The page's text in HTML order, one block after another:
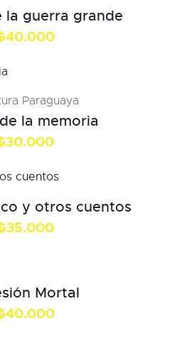
la guerra grande
40.000
Paraguaya
la memoria
30.000
y otros cuentos
35.000
Mortal
40.000